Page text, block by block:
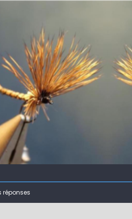
!
mouche de Tourenne dans le 33
( 63 )
réponses